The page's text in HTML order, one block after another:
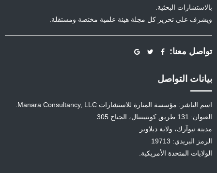
بالاستشارات البحثية.
ويشرف على تحرير كل مجلة هيئة علمية مختصة ومستقلة.
تواصل معنا:
بيانات التواصل
اسم الناشر: مؤسسة المنارة للاستشارات Manara Consultancy, LLC.
العنوان: 131 طريق كونتيننتال، الجناح 305
مدينة نيوآرك، ولاية ديلاوير
الرمز البريدي: 19713
الولايات المتحدة الأمريكية.